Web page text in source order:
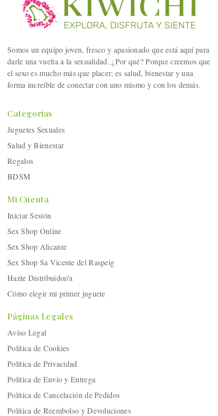
Somos un equipo joven, fresco y apasionado que está aquí para
darle una vuelta a la sexualidad. ¿Por qué? Porque creemos que
el sexo es mucho más que placer; es salud, bienestar y una
forma increíble de conectar con uno mismo y con los demás.
Categorias
Juguetes Sexuales
Salud y Bienestar
Regalos
BDSM
Mi Cuenta
Iniciar Sesión
Sex Shop Online
Sex Shop Alicante
Sex Shop Sa Vicente del Raspeig
Hazte Distribuidor/a
Cómo elegir mi primer juguete
Páginas Legales
Aviso Legal
Política de Cookies
Política de Privacidad
Política de Envío y Entrega
Política de Cancelación de Pedidos
Política de Reembolso y Devoluciones